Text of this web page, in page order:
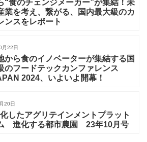
“食のチェンジメーカー”が集結！未
業を考え、繋がる、国内最大級のカ
ンスをレポート
月22日
から食のイノベーターが集結する国
のフードテックカンファレンス
2024、いよいよ開幕！
20日
したアグリテインメントプラット
進化する都市農園 23年10月号